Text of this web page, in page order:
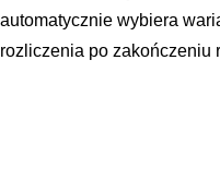
automatycznie wybiera
rozliczenia po zakończeniu